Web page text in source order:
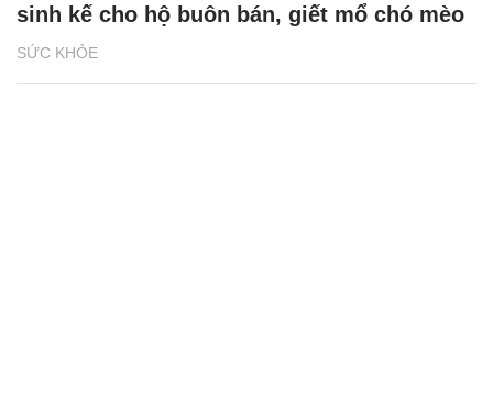
SỨC KHỎE
sinh kế cho hộ buôn bán, giết mổ chó mèo